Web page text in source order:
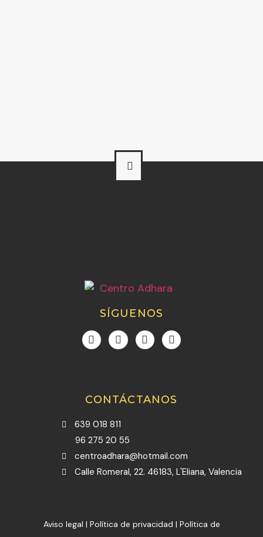
SÍGUENOS
CONTÁCTANOS
639 018 811
96 275 20 55
centroadhara@hotmail.com
Calle Romeral, 22. 46183, L'Eliana, Valencia
Aviso legal | Política de privacidad | Política de